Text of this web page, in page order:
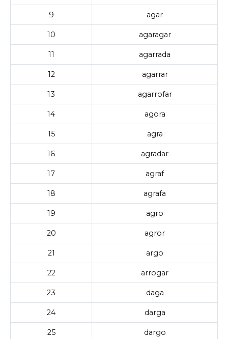
9 agar
10 agaragar
11 agarrada
12 agarrar
13 agarrofar
14 agora
15 agra
16 agradar
17 agraf
18 agrafa
19 agro
20 agror
21 argo
22 arrogar
23 daga
24 darga
25 dargo